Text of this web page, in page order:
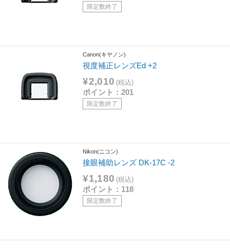
限定数終了
Canon(キヤノン)
視度補正レンズEd +2
¥2,010 (税込)
ポイント：201
限定数終了
Nikon(ニコン)
接眼補助レンズ DK-17C -2
¥1,180 (税込)
ポイント：118
限定数終了